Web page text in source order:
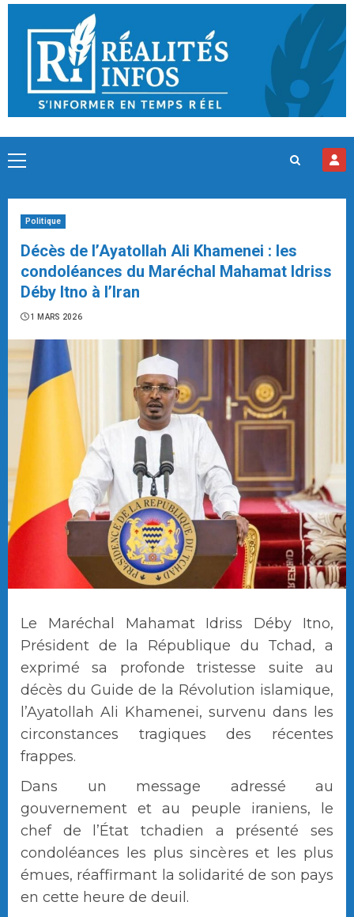
Skip
content
Primary
Politique
Décès de l’Ayatollah Ali Khamenei : les
condoléances du Maréchal Mahamat Idriss
Déby Itno à l’Iran
1 MARS 2026
Le Maréchal Mahamat Idriss Déby Itno,
Président de la République du Tchad, a
exprimé sa profonde tristesse suite au
décès du Guide de la Révolution islamique,
l’Ayatollah Ali Khamenei, survenu dans les
circonstances tragiques des récentes
frappes.
Dans un message adressé au
gouvernement et au peuple iraniens, le
chef de l’État tchadien a présenté ses
condoléances les plus sincères et les plus
émues, réaffirmant la solidarité de son pays
en cette heure de deuil.